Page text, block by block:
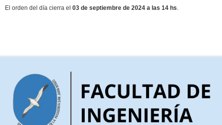
El orden del día cierra el 03 de septiembre de 2024 a las 14 hs.